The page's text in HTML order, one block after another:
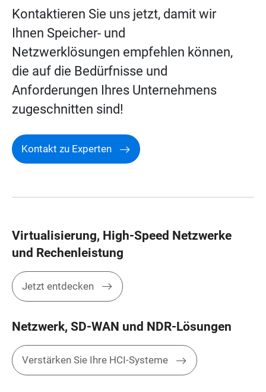
Kontaktieren Sie uns jetzt, damit wir
Ihnen Speicher- und
Netzwerklösungen empfehlen können,
die auf die Bedürfnisse und
Anforderungen Ihres Unternehmens
zugeschnitten sind!
Kontakt zu Experten
Virtualisierung, High-Speed Netzwerke
und Rechenleistung
Jetzt entdecken
Netzwerk, SD-WAN und NDR-Lösungen
Verstärken Sie Ihre HCI-Systeme